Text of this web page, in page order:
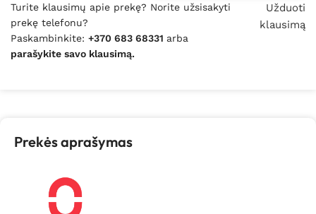
Turite klausimų apie prekę? Norite užsisakyti
prekę telefonu?
Paskambinkite: +370 683 68331 arba
parašykite savo klausimą.
Užduoti
klausimą
Prekės aprašymas